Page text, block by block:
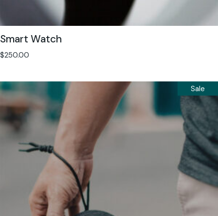
Smart Watch
$250.00
Sale